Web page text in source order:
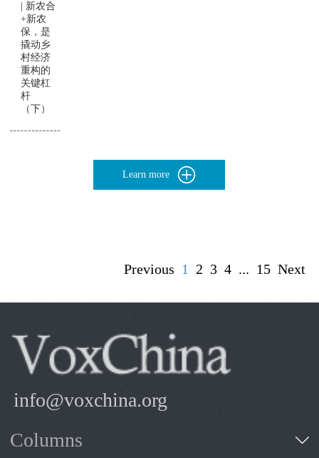
| 新农合
+新农
保，是
撬动乡
村经济
重构的
关键杠
杆
（下）
Learn more
Previous 1 2 3 4 ... 15 Next
info@voxchina.org
Columns